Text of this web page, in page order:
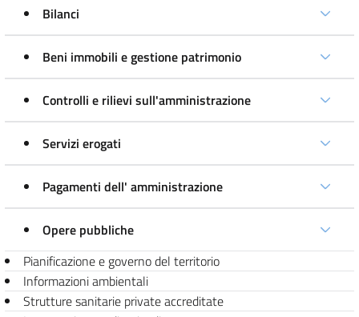
Bilanci
Beni immobili e gestione patrimonio
Controlli e rilievi sull'amministrazione
Servizi erogati
Pagamenti dell' amministrazione
Opere pubbliche
Pianificazione e governo del territorio
Informazioni ambientali
Strutture sanitarie private accreditate